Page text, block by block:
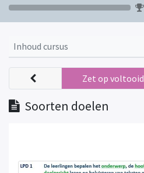
Inhoud cursus
Soorten doelen
Zet op voltooid